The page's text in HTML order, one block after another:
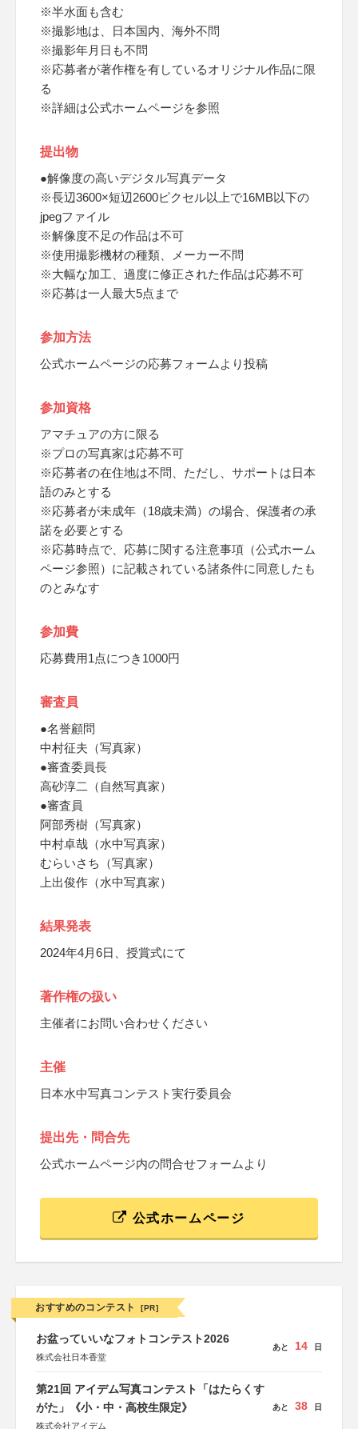
※半水面も含む
※撮影地は、日本国内、海外不問
※撮影年月日も不問
※応募者が著作権を有しているオリジナル作品に限
る
※詳細は公式ホームページを参照
提出物
●解像度の高いデジタル写真データ
※長辺3600×短辺2600ピクセル以上で16MB以下の
jpegファイル
※解像度不足の作品は不可
※使用撮影機材の種類、メーカー不問
※大幅な加工、過度に修正された作品は応募不可
※応募は一人最大5点まで
参加方法
公式ホームページの応募フォームより投稿
参加資格
アマチュアの方に限る
※プロの写真家は応募不可
※応募者の在住地は不問、ただし、サポートは日本
語のみとする
※応募者が未成年（18歳未満）の場合、保護者の承
諾を必要とする
※応募時点で、応募に関する注意事項（公式ホーム
ページ参照）に記載されている諸条件に同意したも
のとみなす
参加費
応募費用1点につき1000円
審査員
●名誉顧問
中村征夫（写真家）
●審査委員長
高砂淳二（自然写真家）
●審査員
阿部秀樹（写真家）
中村卓哉（水中写真家）
むらいさち（写真家）
上出俊作（水中写真家）
結果発表
2024年4月6日、授賞式にて
著作権の扱い
主催者にお問い合わせください
主催
日本水中写真コンテスト実行委員会
提出先・問合先
公式ホームページ内の問合せフォームより
公式ホームページ
おすすめのコンテスト [PR]
お盆っていいなフォトコンテスト2026
株式会社日本香堂
あと 14 日
第21回 アイデム写真コンテスト「はたらくす
がた」《小・中・高校生限定》
株式会社アイデム
あと 38 日